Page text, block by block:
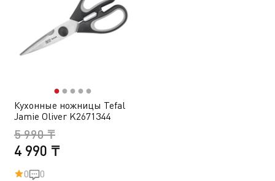
●● ● ● ●
Кухонные ножницы Tefal
Jamie Oliver K2671344
4 990 ₸
5 990 ₸
0 0